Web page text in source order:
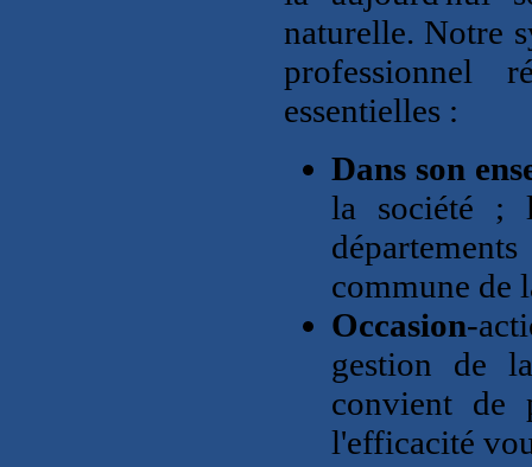
naturelle. Notre
professionnel
essentielles :
Dans son
la société ;
commune de
Occasion-
gestion de
convient de
l'efficacité